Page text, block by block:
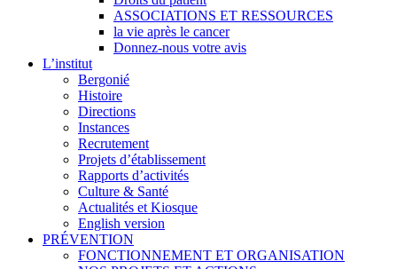
ASSOCIATIONS ET RESSOURCES
la vie après le cancer
Donnez-nous votre avis
L’institut
Bergonié
Histoire
Directions
Instances
Recrutement
Projets d’établissement
Rapports d’activités
Culture & Santé
Actualités et Kiosque
English version
PRÉVENTION
FONCTIONNEMENT ET ORGANISATION